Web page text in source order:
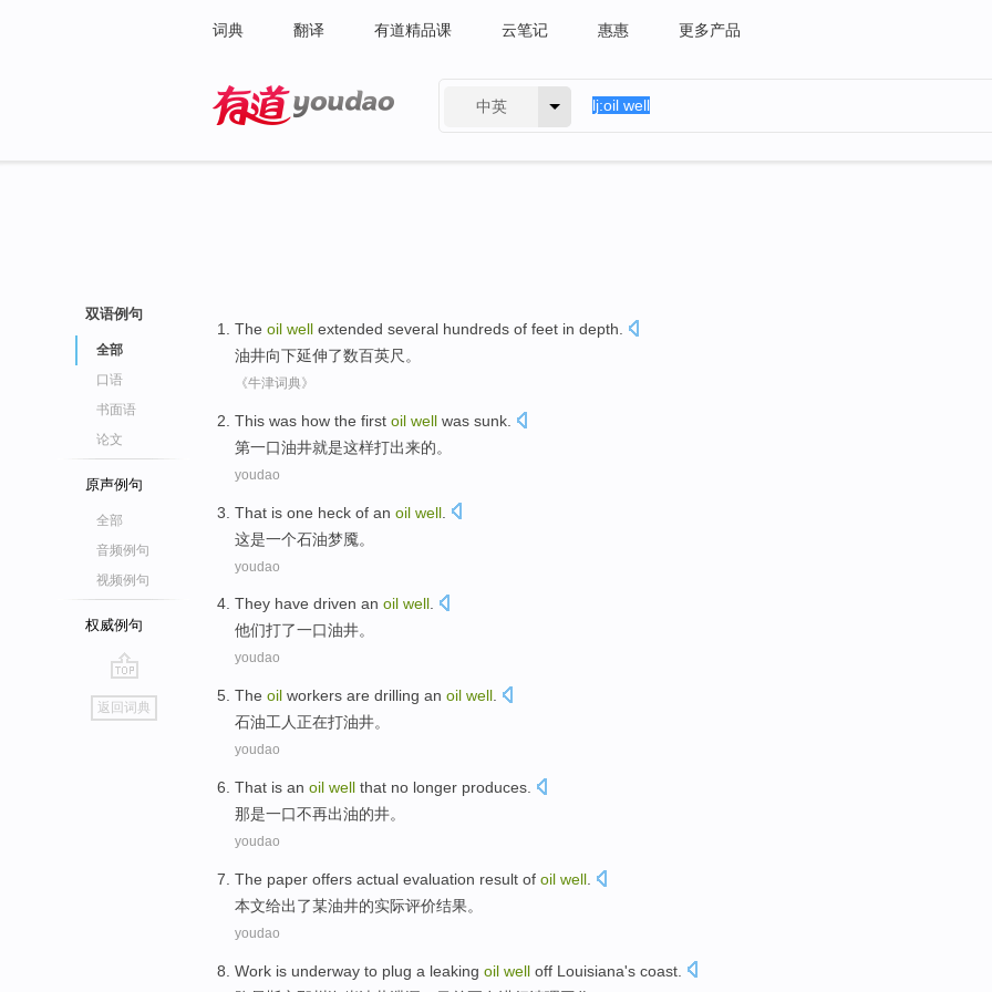
词典 翻译 有道精品课 云笔记 惠惠 更多产品
中英
双语例句
全部
口语
书面语
论文
原声例句
全部
音频例句
视频例句
权威例句
go
top
返回词典
The oil well extended several hundreds of feet in depth.
油井向下延伸了数百英尺 。
《牛津词典》
This was how the first oil well was sunk
第一口油井就是这样打出来的。
youdao
That is one heck of an oil well
这是一个石油梦魇。
youdao
They have driven an oil well.
他们打了一口油井。
youdao
The oil workers are drilling an oil well
石油工人正在打油井。
youdao
That is an oil well that no longer produces
那是一口不再出油的井。
youdao
The paper offers actual evaluation result of oil well
本文给出了某油井的实际评价结果。
youdao
Work is underway to plug a leaking oil well off Louisiana's coast